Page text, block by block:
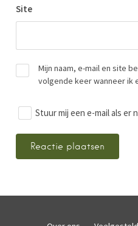
Site
Mijn naam, e-mail en site
volgende keer wanneer ik
Stuur mij een e-mail als er